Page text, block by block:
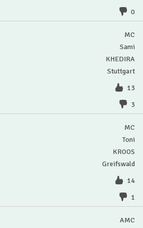
0
MC
Sami
KHEDIRA
Stuttgart
13
3
MC
Toni
KROOS
Greifswald
14
1
AMC